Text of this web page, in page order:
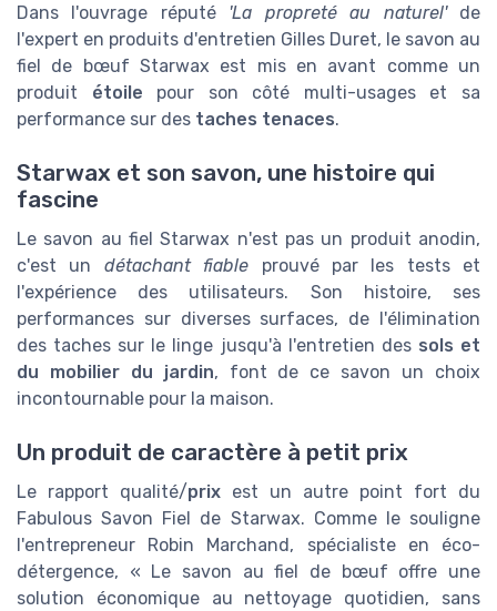
Dans l'ouvrage réputé 'La propreté au naturel'de
l'expert en produits d'entretien Gilles Duret, le savon au
fiel de bœuf Starwax est mis en avant comme un
produit étoile pour son côté multi-usages et sa
performance sur des taches tenaces.
Starwax et son savon, une histoire qui
fascine
Le savon au fiel Starwax n'est pas un produit anodin,
c'est un détachant fiable prouvé par les tests et
l'expérience des utilisateurs. Son histoire, ses
performances sur diverses surfaces, de l'élimination
des taches sur le linge jusqu'à l'entretien des sols et
du mobilier du jardin, font de ce savon un choix
incontournable pour la maison.
Un produit de caractère à petit prix
Le rapport qualité/prix est un autre point fort du
Fabulous Savon Fiel de Starwax. Comme le souligne
l'entrepreneur Robin Marchand, spécialiste en éco-
détergence, « Le savon au fiel de bœuf offre une
solution économique au nettoyage quotidien, sans